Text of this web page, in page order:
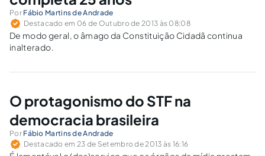
Por Fábio Martins de Andrade
Destacado em 06 de Outubro de 2013 às 08:08
De modo geral, o âmago da Constituição Cidadã continua
inalterado.
O protagonismo do STF na
democracia brasileira
Por Fábio Martins de Andrade
Destacado em 23 de Setembro de 2013 às 16:16